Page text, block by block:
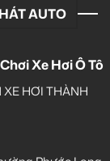
AUTO
Xe Hơi Ô Tô
HƠI THÀNH